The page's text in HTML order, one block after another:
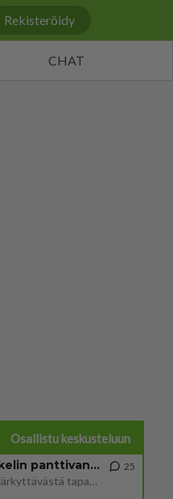
Rekisteröidy
CHAT
Osallistu keskusteluun
Muistatko Mikkelin panttivankidraaman?
Uusi draamasarja järkyttävästä tapauksesta on tulossa. Tositapahtumiin perustuva sarja ammentaa vuoden 1986 Mikkelin pan
25